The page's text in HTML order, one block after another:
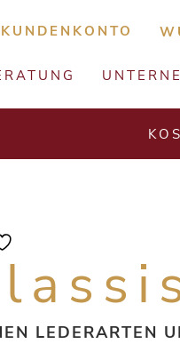
KUNDENKONTO
LEDERARTEN